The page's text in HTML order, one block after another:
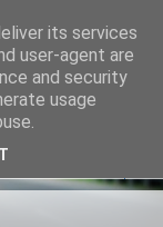
its services
user-agent are
and security
usage